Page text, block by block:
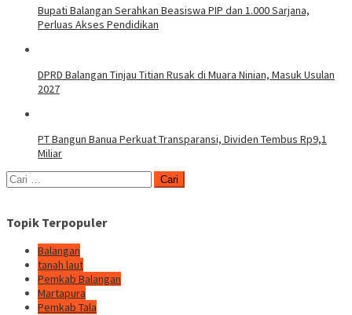
Bupati Balangan Serahkan Beasiswa PIP dan 1.000 Sarjana,
Perluas Akses Pendidikan
DPRD Balangan Tinjau Titian Rusak di Muara Ninian, Masuk Usulan
2027
PT Bangun Banua Perkuat Transparansi, Dividen Tembus Rp9,1
Miliar
Cari
untuk:
Topik Terpopuler
Balangan
tanah laut
Pemkab Balangan
Martapura
Pemkab Tala